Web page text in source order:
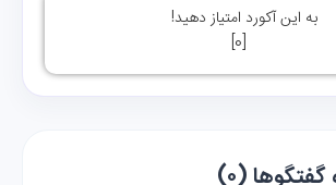
به این آکورد امتیاز دهید!
[
0
]
(۰)